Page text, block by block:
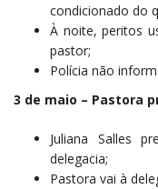
condicionado do
À noite, peritos
pastor;
Polícia não
3 de maio – Pastora
Juliana Salles
delegacia;
Pastora vai à